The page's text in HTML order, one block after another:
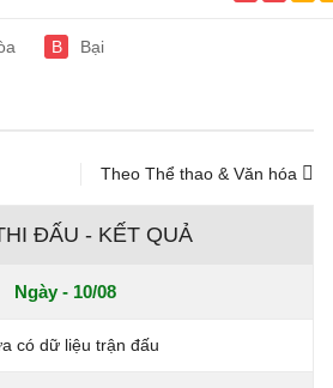
B Bại
Theo Thể thao & Văn hóa
ĐẤU - KẾT QUẢ
Ngày - 10/08
có dữ liệu trận đấu